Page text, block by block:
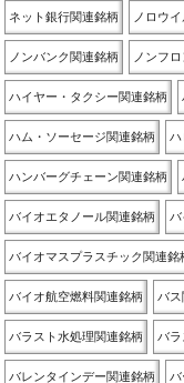
ネット銀行関連銘柄 ノロウ
ノンバンク関連銘柄 ノンフ
ハイヤー・タクシー関連銘柄
ハム・ソーセージ関連銘柄 ハ
ハンバーグチェーン関連銘柄
バイオエタノール関連銘柄
バイオマスプラスチック関連銘
バイオ航空燃料関連銘柄 バ
バラスト水処理関連銘柄 バ
バレンタインデー関連銘柄